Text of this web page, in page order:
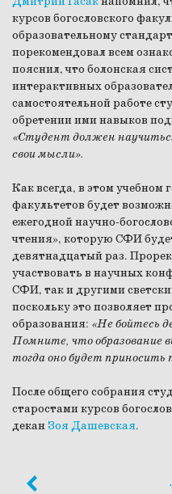
курсов богословского
образовательному
порекомендовал всем
пояснил, что болонская
интерактивных
самостоятельной работе
обретении ими навыков
«Студент должен
свои мысли».
Как всегда, в этом учебном
факультетов будет
ежегодной научно-
чтения», которую СФИ
девятнадцатый раз.
участвовать в научных
СФИ, так и другими
поскольку это позволяет
образования: «Не бойтесь
Помните, что образование
тогда оно будет приносить
После общего собрания
старостами курсов
декан Зоя Дашевская.